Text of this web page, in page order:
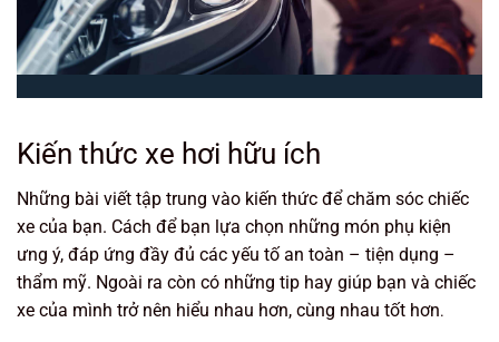
Kiến thức xe hơi hữu ích
Những bài viết tập trung vào kiến thức để chăm sóc chiếc
xe của bạn. Cách để bạn lựa chọn những món phụ kiện
ưng ý, đáp ứng đầy đủ các yếu tố an toàn – tiện dụng –
thẩm mỹ. Ngoài ra còn có những tip hay giúp bạn và chiếc
xe của mình trở nên hiểu nhau hơn, cùng nhau tốt hơn.